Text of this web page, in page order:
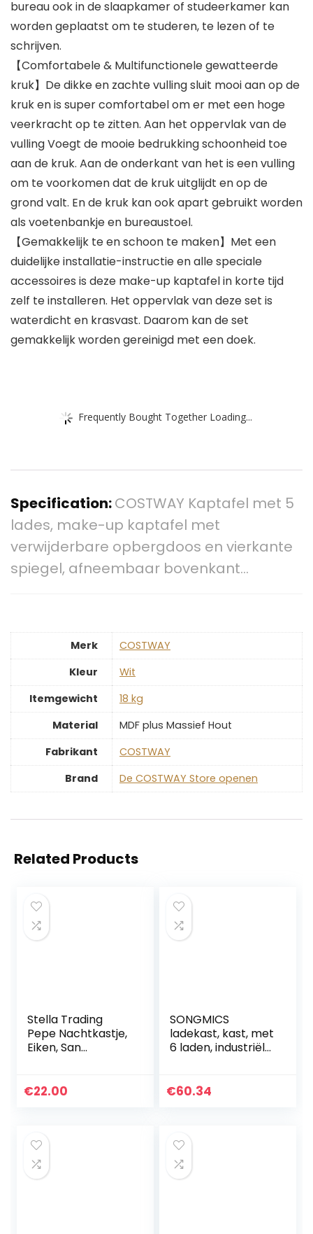
bureau ook in de slaapkamer of studeerkamer kan
worden geplaatst om te studeren, te lezen of te
schrijven.
【Comfortabele & Multifunctionele gewatteerde
kruk】De dikke en zachte vulling sluit mooi aan op de
kruk en is super comfortabel om er met een hoge
veerkracht op te zitten. Aan het oppervlak van de
vulling Voegt de mooie bedrukking schoonheid toe
aan de kruk. Aan de onderkant van het is een vulling
om te voorkomen dat de kruk uitglijdt en op de
grond valt. En de kruk kan ook apart gebruikt worden
als voetenbankje en bureaustoel.
【Gemakkelijk te en schoon te maken】Met een
duidelijke installatie-instructie en alle speciale
accessoires is deze make-up kaptafel in korte tijd
zelf te installeren. Het oppervlak van deze set is
waterdicht en krasvast. Daarom kan de set
gemakkelijk worden gereinigd met een doek.
Frequently Bought Together Loading...
Specification:COSTWAY Kaptafel met 5
lades, make-up kaptafel met
verwijderbare opbergdoos en vierkante
spiegel, afneembaar bovenkant…
Merk
‎COSTWAY
Kleur
‎Wit
Itemgewicht
‎18 kg
Material
‎MDF plus Massief Hout
Fabrikant
‎COSTWAY
Brand
De COSTWAY Store openen
Related Products
Stella Trading
Pepe Nachtkastje,
Eiken, San
€22.00
SONGMICS
ladekast, kast, met
6 laden, industriële
met houtnerf, voor
€60.34